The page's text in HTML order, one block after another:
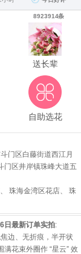
8923914条
送长辈
自助选花
门区白藤街道西江月
门区井岸镇珠峰大道五
珠海金湾区花店
珠
日最新订单实拍:
边、无折痕，半开状
花束外圈作 “星云” 效